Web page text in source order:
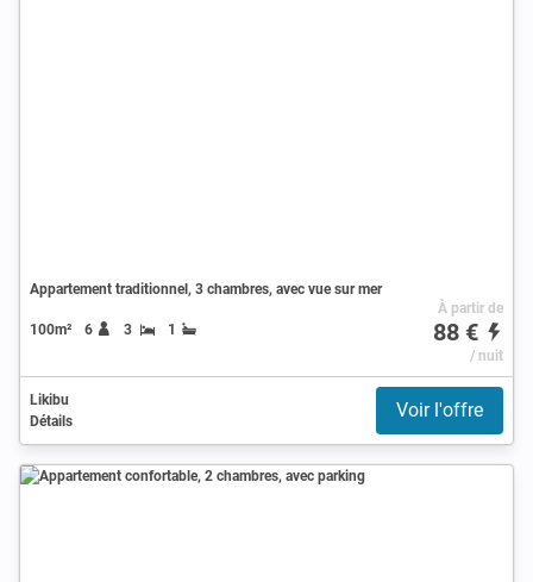
Appartement traditionnel, 3 chambres, avec vue sur mer
100m² 6 3 1
À partir de
88 €
/ nuit
Likibu
Détails
Voir l'offre